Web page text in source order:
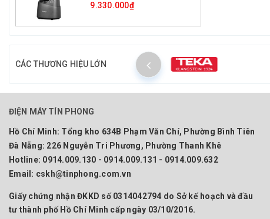
9.330.000₫
CÁC THƯƠNG HIỆU LỚN
ĐIỆN MÁY TÍN PHONG
Hồ Chí Minh: Tổng kho 634B Phạm Văn Chí, Phường Bình Tiên
Đà Nẵng: 226 Nguyễn Tri Phương, Phường Thanh Khê
Hotline: 0914.009.130 - 0914.009.131 - 0914.009.632
Email: cskh@tinphong.com.vn
Giấy chứng nhận ĐKKD số 0314042794 do Sở kế hoạch và đầu
tư thành phố Hồ Chí Minh cấp ngày 03/10/2016.